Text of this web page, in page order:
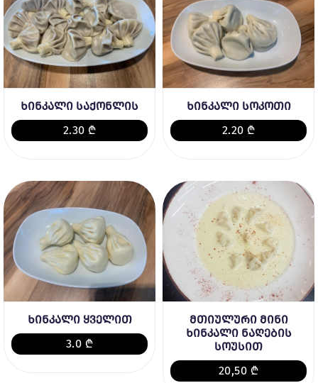
ხინკალი საქონლის
2.30 ₾
ხინკალი სოკოთი
2.20 ₾
ხინკალი ყველით
3.0 ₾
მთიულური მინი
ხინკალი ნაღების
სოუსით
20,50 ₾